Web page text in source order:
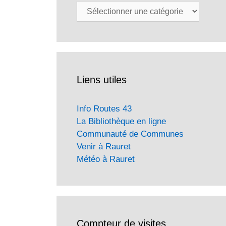
Catégories
Liens utiles
Info Routes 43
La Bibliothèque en ligne
Communauté de Communes
Venir à Rauret
Météo à Rauret
Compteur de visites